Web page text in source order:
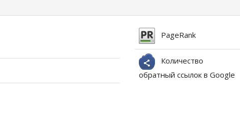
PageRank
Количество
обратный ссылок в Google